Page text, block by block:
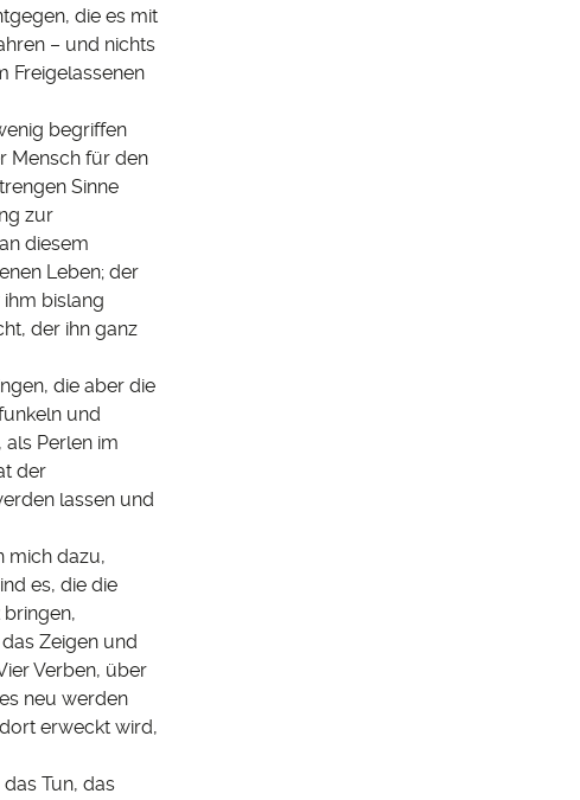
die es mit
– und nichts
Freigelassenen
begriffen
Mensch für den
Sinne
zur
diesem
Leben; der
bislang
der ihn ganz
die aber die
und
Perlen im
der
lassen und
mich dazu,
es, die die
Zeigen und
Verben, über
neu werden
erweckt wird,
Tun, das